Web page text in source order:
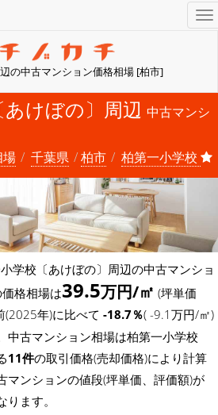
の中古マンション価格相場 [柏市]
けぼの〕周辺 中古マンシ
場
千葉県 柏市 柏第一小学校
学校〔あけぼの〕周辺の中古マンショ
格相場は39.5万円/㎡ (坪単価
(2025年)に比べて -18.7％( -9.1万円/㎡)
中古マンション相場は柏第一小学校
11件の取引価格(売却価格)により計算
マンションの値段(坪単価、評価額)が
ます。